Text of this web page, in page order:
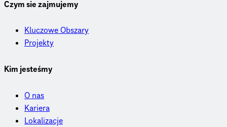
Czym sie zajmujemy
Kluczowe Obszary
Projekty
Kim jesteśmy
O nas
Kariera
Lokalizacje